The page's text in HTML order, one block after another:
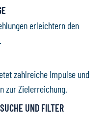
erleichtern den
zahlreiche Impulse und
zur Zielerreichung.
UND FILTER